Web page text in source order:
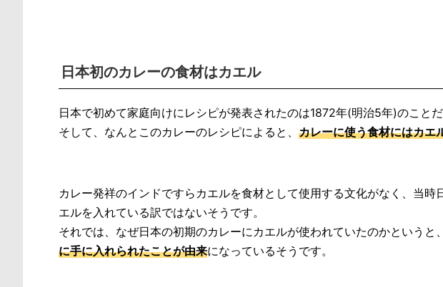
日本初のカレーの食材はカエル
日本で初めて家庭向けにレシピが発表されたのは1872年(明治5年)のことだ
そして、なんとこのカレーのレシピによると、 カレーに使う食材にはカエ
カレー発祥のインドですらカエルを食材として使用する文化がなく、当
エルを入れている訳ではないそうです。
それでは、なぜ日本の初期のカレーにカエルが使われていたのかというと
に手に入れられたことが由来になっているそうです。